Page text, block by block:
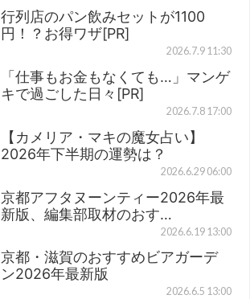
行列店のパン飲みセットが1100
円！？お得ワザ[PR]
2026.7.9 11:30
「仕事もお金もなくても…」マンゲ
キで過ごした日々[PR]
2026.7.8 17:00
【カメリア・マキの魔女占い】
2026年下半期の運勢は？
2026.6.29 06:00
京都アフタヌーンティー2026年最
新版、編集部取材のおす…
2026.6.19 13:00
京都・滋賀のおすすめビアガーデ
ン2026年最新版
2026.6.5 13:00